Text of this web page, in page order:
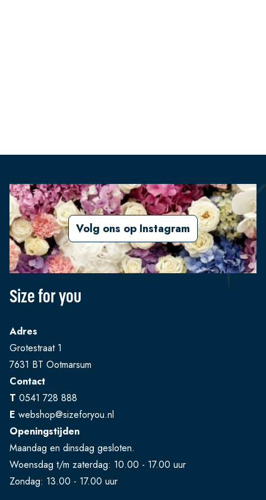
Volg ons op Instagram
Size for you
Adres
Grotestraat 1
7631 BT Ootmarsum
Contact
T 0541 728 888
E webshop@sizeforyou.nl
Openingstijden
Maandag en dinsdag gesloten.
Woensdag t/m zaterdag: 10.00 - 17.00 uur
Zondag: 13.00 - 17.00 uur